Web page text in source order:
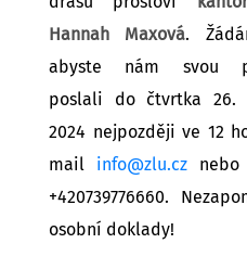
Hannah Maxová.
abyste nám svou
poslali do čtvrtka 26.
2024 nejpozději ve 12
mail info@zlu.cznebo
+420739776660.
osobní doklady!